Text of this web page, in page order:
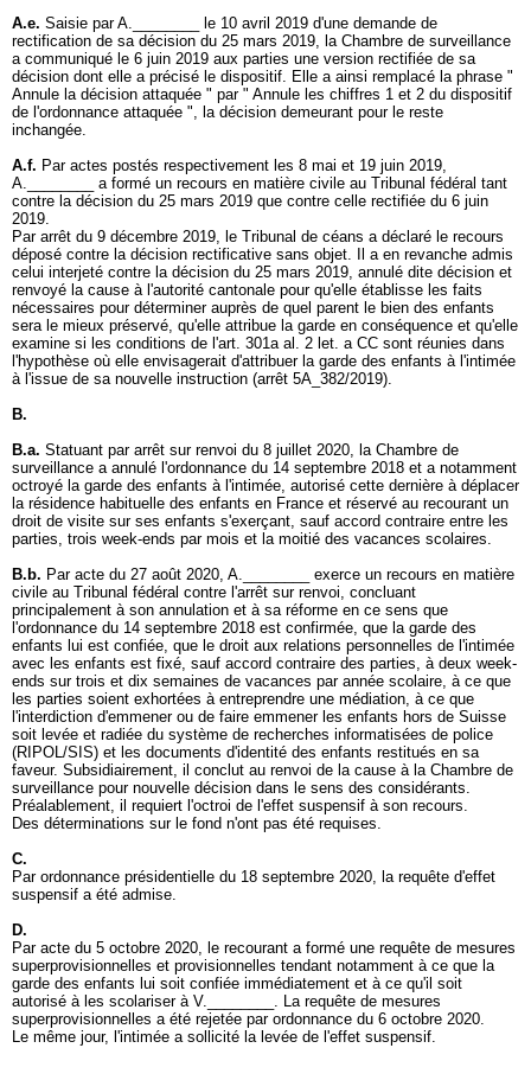
A.e. Saisie par A.________ le 10 avril 2019 d'une demande de
rectification de sa décision du 25 mars 2019, la Chambre de surveillance
a communiqué le 6 juin 2019 aux parties une version rectifiée de sa
décision dont elle a précisé le dispositif. Elle a ainsi remplacé la phrase "
Annule la décision attaquée " par " Annule les chiffres 1 et 2 du dispositif
de l'ordonnance attaquée ", la décision demeurant pour le reste
inchangée.
A.f. Par actes postés respectivement les 8 mai et 19 juin 2019,
A.________ a formé un recours en matière civile au Tribunal fédéral tant
contre la décision du 25 mars 2019 que contre celle rectifiée du 6 juin
2019.
Par arrêt du 9 décembre 2019, le Tribunal de céans a déclaré le recours
déposé contre la décision rectificative sans objet. Il a en revanche admis
celui interjeté contre la décision du 25 mars 2019, annulé dite décision et
renvoyé la cause à l'autorité cantonale pour qu'elle établisse les faits
nécessaires pour déterminer auprès de quel parent le bien des enfants
sera le mieux préservé, qu'elle attribue la garde en conséquence et qu'elle
examine si les conditions de l'art. 301a al. 2 let. a CC sont réunies dans
l'hypothèse où elle envisagerait d'attribuer la garde des enfants à l'intimée
à l'issue de sa nouvelle instruction (arrêt 5A_382/2019).
B.
B.a. Statuant par arrêt sur renvoi du 8 juillet 2020, la Chambre de
surveillance a annulé l'ordonnance du 14 septembre 2018 et a notamment
octroyé la garde des enfants à l'intimée, autorisé cette dernière à déplacer
la résidence habituelle des enfants en France et réservé au recourant un
droit de visite sur ses enfants s'exerçant, sauf accord contraire entre les
parties, trois week-ends par mois et la moitié des vacances scolaires.
B.b. Par acte du 27 août 2020, A.________ exerce un recours en matière
civile au Tribunal fédéral contre l'arrêt sur renvoi, concluant
principalement à son annulation et à sa réforme en ce sens que
l'ordonnance du 14 septembre 2018 est confirmée, que la garde des
enfants lui est confiée, que le droit aux relations personnelles de l'intimée
avec les enfants est fixé, sauf accord contraire des parties, à deux week-
ends sur trois et dix semaines de vacances par année scolaire, à ce que
les parties soient exhortées à entreprendre une médiation, à ce que
l'interdiction d'emmener ou de faire emmener les enfants hors de Suisse
soit levée et radiée du système de recherches informatisées de police
(RIPOL/SIS) et les documents d'identité des enfants restitués en sa
faveur. Subsidiairement, il conclut au renvoi de la cause à la Chambre de
surveillance pour nouvelle décision dans le sens des considérants.
Préalablement, il requiert l'octroi de l'effet suspensif à son recours.
Des déterminations sur le fond n'ont pas été requises.
C.
Par ordonnance présidentielle du 18 septembre 2020, la requête d'effet
suspensif a été admise.
D.
Par acte du 5 octobre 2020, le recourant a formé une requête de mesures
superprovisionnelles et provisionnelles tendant notamment à ce que la
garde des enfants lui soit confiée immédiatement et à ce qu'il soit
autorisé à les scolariser à V.________. La requête de mesures
superprovisionnelles a été rejetée par ordonnance du 6 octobre 2020.
Le même jour, l'intimée a sollicité la levée de l'effet suspensif.